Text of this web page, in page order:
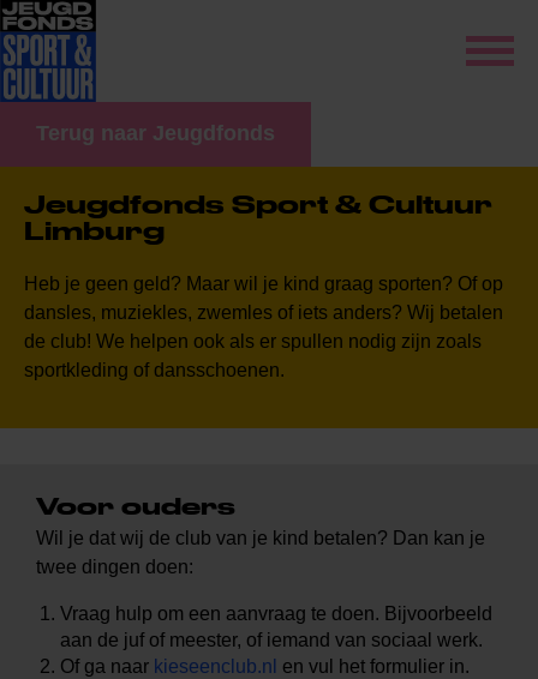
Terug naar Jeugdfonds
Jeugdfonds Sport & Cultuur
Limburg
Heb je geen geld? Maar wil je kind graag sporten? Of op
dansles, muziekles, zwemles of iets anders? Wij betalen
de club! We helpen ook als er spullen nodig zijn zoals
sportkleding of dansschoenen.
Voor ouders
Wil je dat wij de club van je kind betalen? Dan kan je
twee dingen doen:
Vraag hulp om een aanvraag te doen. Bijvoorbeeld
aan de juf of meester, of iemand van sociaal werk.
Of ga naar kieseenclub.nl en vul het formulier in.